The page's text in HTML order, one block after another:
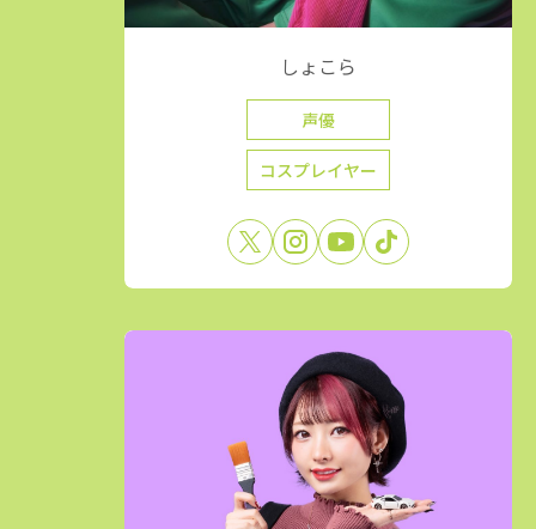
しょこら
声優
コスプレイヤー